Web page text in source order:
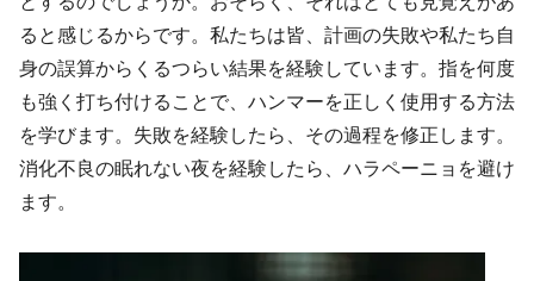
ると感じるからです。私たちは皆、計画の失敗や私たち自
身の誤算からくるつらい結果を経験しています。指を何度
も強く打ち付けることで、ハンマーを正しく使用する方法
を学びます。失敗を経験したら、その過程を修正します。
消化不良の眠れない夜を経験したら、ハラペーニョを避け
ます。